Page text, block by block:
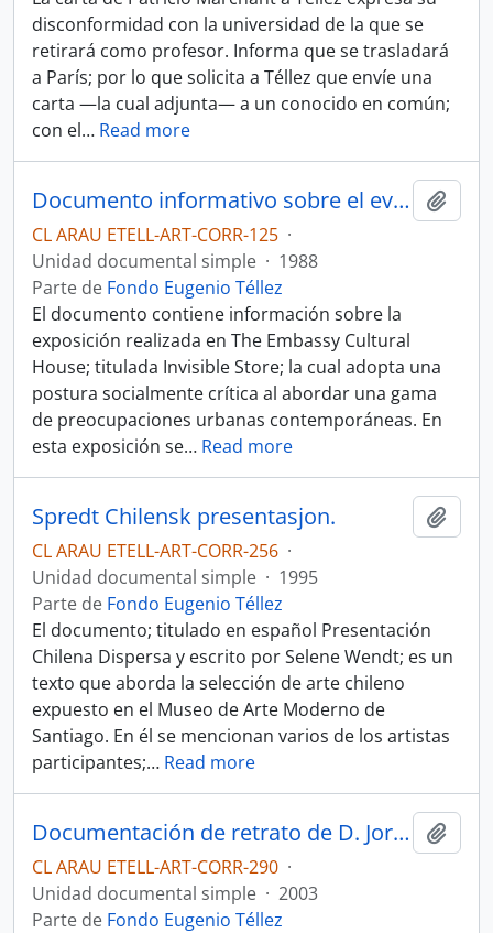
disconformidad con la universidad de la que se
retirará como profesor. Informa que se trasladará
a París; por lo que solicita a Téllez que envíe una
carta —la cual adjunta— a un conocido en común;
con el… Read more
Documento informativo sobre el evento Invisible Stories.
CL ARAU ETELL-ART-CORR-125 ·
Unidad documental simple · 1988
Parte de Fondo Eugenio Téllez
El documento contiene información sobre la
exposición realizada en The Embassy Cultural
House; titulada Invisible Store; la cual adopta una
postura socialmente crítica al abordar una gama
de preocupaciones urbanas contemporáneas. En
esta exposición se… Read more
Spredt Chilensk presentasjon.
CL ARAU ETELL-ART-CORR-256 ·
Unidad documental simple · 1995
Parte de Fondo Eugenio Téllez
El documento; titulado en español Presentación
Chilena Dispersa y escrito por Selene Wendt; es un
texto que aborda la selección de arte chileno
expuesto en el Museo de Arte Moderno de
Santiago. En él se mencionan varios de los artistas
participantes;… Read more
Documentación de retrato de D. Jorge Edwards hecho por Eugenio Téllez.
CL ARAU ETELL-ART-CORR-290 ·
Unidad documental simple · 2003
Parte de Fondo Eugenio Téllez